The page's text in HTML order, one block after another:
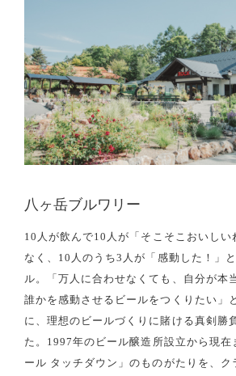
八ヶ岳ブルワリー
10人が飲んで10人が「そこそこおいしい
なく、10人のうち3人が「感動した！」
ル。「万人に合わせなくても、自分が本
誰かを感動させるビールをつくりたい」
に、理想のビールづくりに賭ける真剣勝
た。1997年のビール醸造所設立から現在
ール タッチダウン」のものがたりを、ク